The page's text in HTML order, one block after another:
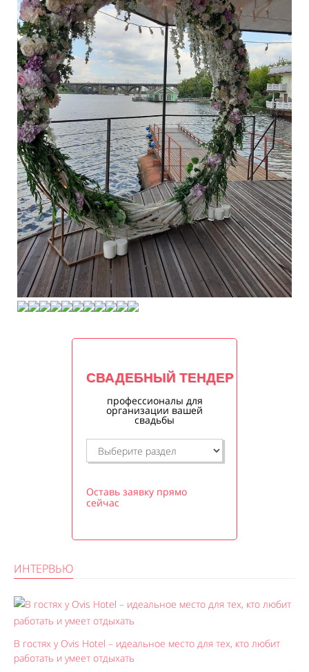
СВАДЕБНЫЙ ТЕНДЕР
профессионалы для
организации вашей
свадьбы
Оставь заявку прямо
сейчас
ИНТЕРВЬЮ
В гостях у Ovis Hotel – идеальное место для тех, кто любит
работать и умеет отдыхать